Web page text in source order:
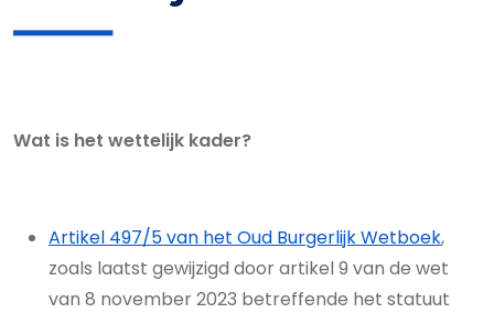
Wat is het wettelijk kader?
Artikel 497/5 van het Oud Burgerlijk Wetboek,
zoals laatst gewijzigd door artikel 9 van de wet
van 8 november 2023 betreffende het statuut